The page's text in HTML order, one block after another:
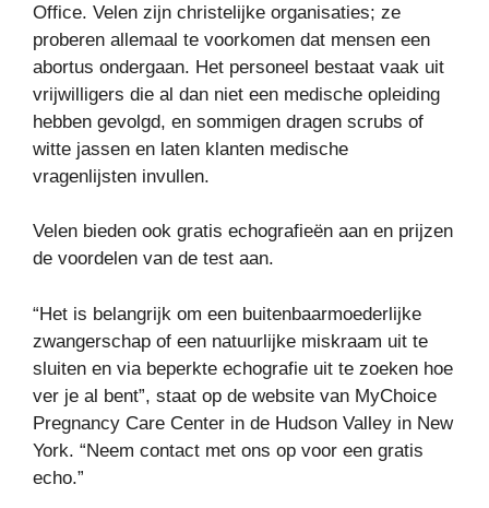
Office. Velen zijn christelijke organisaties; ze
proberen allemaal te voorkomen dat mensen een
abortus ondergaan. Het personeel bestaat vaak uit
vrijwilligers die al dan niet een medische opleiding
hebben gevolgd, en sommigen dragen scrubs of
witte jassen en laten klanten medische
vragenlijsten invullen.
Velen bieden ook gratis echografieën aan en prijzen
de voordelen van de test aan.
“Het is belangrijk om een ​​buitenbaarmoederlijke
zwangerschap of een natuurlijke miskraam uit te
sluiten en via beperkte echografie uit te zoeken hoe
ver je al bent”, staat op de website van MyChoice
Pregnancy Care Center in de Hudson Valley in New
York. “Neem contact met ons op voor een gratis
echo.”